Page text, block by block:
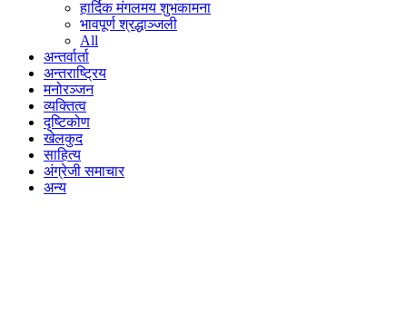
हार्दिक मंगलमय शुभकामना
भावपूर्ण श्रद्धाञ्जली
All
अन्तर्वार्ता
अन्तराष्ट्रिय
मनोरञ्जन
व्यक्तित्व
दृष्टिकोण
खेलकुद
साहित्य
अंग्रेजी समाचार
अन्य